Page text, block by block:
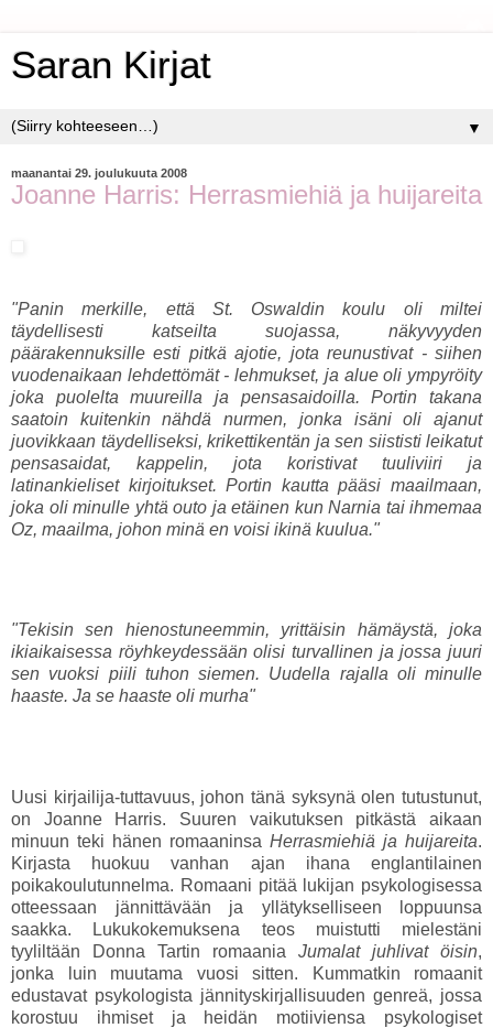
Saran Kirjat
▼
maanantai 29. joulukuuta 2008
Joanne Harris: Herrasmiehiä ja huijareita
"Panin merkille, että St. Oswaldin koulu oli miltei
täydellisesti katseilta suojassa, näkyvyyden
päärakennuksille esti pitkä ajotie, jota reunustivat - siihen
vuodenaikaan lehdettömät - lehmukset, ja alue oli ympyröity
joka puolelta muureilla ja pensasaidoilla. Portin takana
saatoin kuitenkin nähdä nurmen, jonka isäni oli ajanut
juovikkaan täydelliseksi, krikettikentän ja sen siististi leikatut
pensasaidat, kappelin, jota koristivat tuuliviiri ja
latinankieliset kirjoitukset. Portin kautta pääsi maailmaan,
joka oli minulle yhtä outo ja etäinen kun Narnia tai ihmemaa
Oz, maailma, johon minä en voisi ikinä kuulua."
"Tekisin sen hienostuneemmin, yrittäisin hämäystä, joka
ikiaikaisessa röyhkeydessään olisi turvallinen ja jossa juuri
sen vuoksi piili tuhon siemen. Uudella rajalla oli minulle
haaste. Ja se haaste oli murha"
Uusi kirjailija-tuttavuus, johon tänä syksynä olen tutustunut,
on Joanne Harris. Suuren vaikutuksen pitkästä aikaan
minuun teki hänen romaaninsa Herrasmiehiä ja huijareita.
Kirjasta huokuu vanhan ajan ihana englantilainen
poikakoulutunnelma. Romaani pitää lukijan psykologisessa
otteessaan jännittävään ja yllätykselliseen loppuunsa
saakka. Lukukokemuksena teos muistutti mielestäni
tyyliltään Donna Tartin romaania Jumalat juhlivat öisin,
jonka luin muutama vuosi sitten. Kummatkin romaanit
edustavat psykologista jännityskirjallisuuden genreä, jossa
korostuu ihmiset ja heidän motiiviensa psykologiset